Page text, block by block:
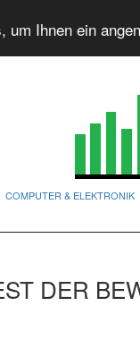
Ihnen ein
COMPUTER & ELEKTRONIK
DER